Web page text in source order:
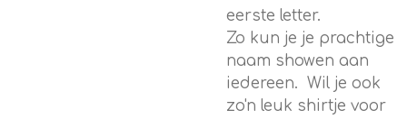
eerste letter.
Zo kun je je prachtige
naam showen aan
iedereen. Wil je ook
zo'n leuk shirtje voor